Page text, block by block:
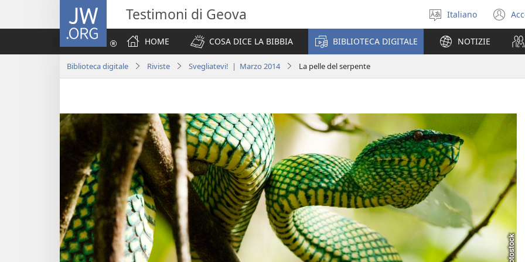
JW.ORG Testimoni di Geova
Seleziona
la
lingua
Italiano
HOME
COSA DICE LA BIBBIA BIBLIOTECA DIGITALE NOTIZIE
Biblioteca digitale Riviste Svegliatevi! | Marzo 2014 La pelle del serpente